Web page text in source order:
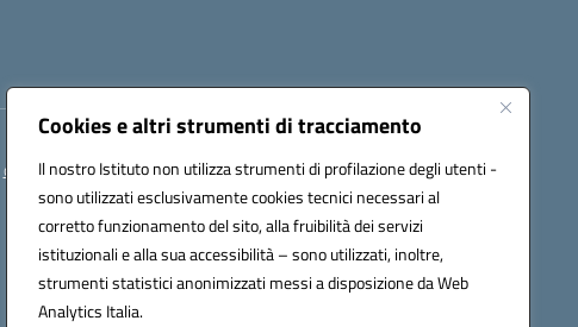
Cookies e altri strumenti di tracciamento
Il nostro Istituto non utilizza strumenti di profilazione degli utenti -
sono utilizzati esclusivamente cookies tecnici necessari al
corretto funzionamento del sito, alla fruibilità dei servizi
istituzionali e alla sua accessibilità – sono utilizzati, inoltre,
strumenti statistici anonimizzati messi a disposizione da Web
Analytics Italia.
ceis042009@pec.istruzione.it